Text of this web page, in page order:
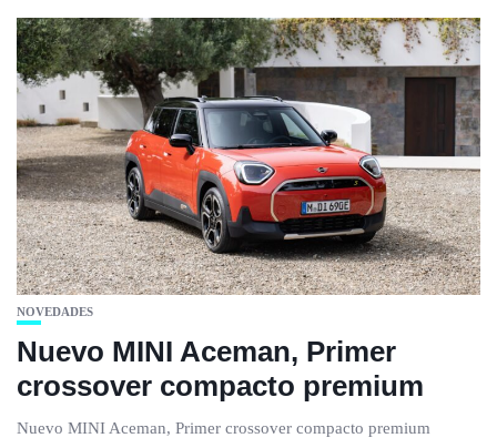
NOVEDADES
Nuevo MINI Aceman, Primer
crossover compacto premium
Nuevo MINI Aceman, Primer crossover compacto premium